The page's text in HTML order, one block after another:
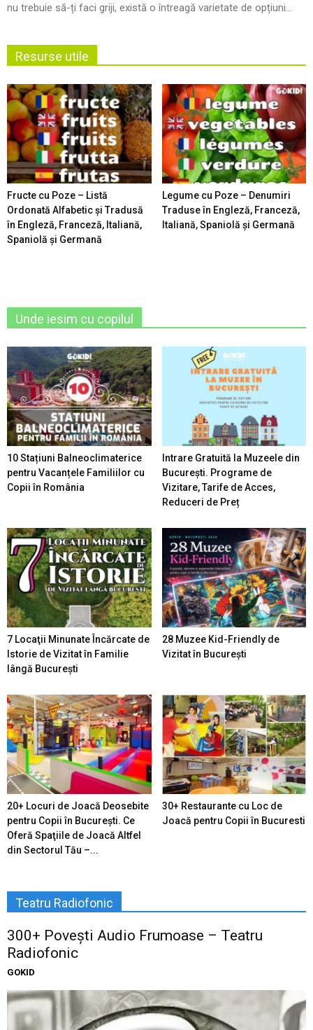
nu trebuie să-ți faci griji, există o întreagă varietate de opțiuni...
Resurse utile
Fructe cu Poze – Listă
Ordonată Alfabetic şi Tradusă
în Engleză, Franceză, Italiană,
Spaniolă şi Germană
Legume cu Poze – Denumiri
Traduse în Engleză, Franceză,
Italiană, Spaniolă şi Germană
Unde iesim cu copilul
10 Stațiuni Balneoclimaterice
pentru Vacanțele Familiilor cu
Copii în România
Intrare Gratuită la Muzeele din
București. Programe de
Vizitare, Tarife de Acces,
Reduceri de Preț
7 Locaţii Minunate Încărcate de
Istorie de Vizitat în Familie
lângă București
28 Muzee Kid-Friendly de
Vizitat în București
20+ Locuri de Joacă Deosebite
pentru Copii în Bucureşti. Ce
Oferă Spaţiile de Joacă Altfel
din Sectorul Tău –...
30+ Restaurante cu Loc de
Joacă pentru Copii în Bucuresti
Teatru Radiofonic
300+ Povești Audio Frumoase – Teatru
Radiofonic
GOKID